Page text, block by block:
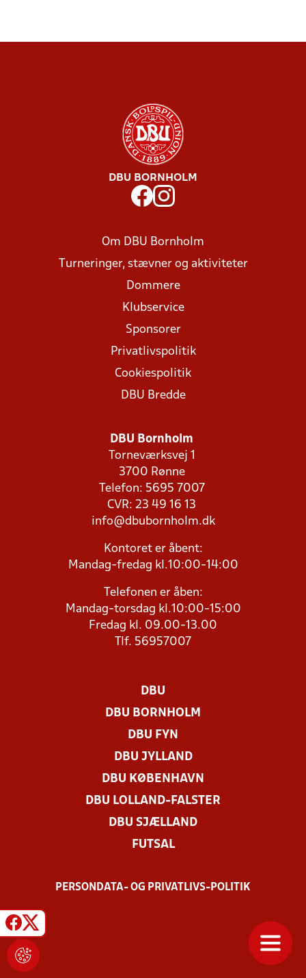
DBU BORNHOLM
Om DBU Bornholm
Turneringer, stævner og aktiviteter
Dommere
Klubservice
Sponsorer
Privatlivspolitik
Cookiespolitik
DBU Bredde
DBU Bornholm
Torneværksvej 1
3700 Rønne
Telefon: 5695 7007
CVR: 23 49 16 13
info@dbubornholm.dk
Kontoret er åbent:
Mandag-fredag kl.10:00-14:00
Telefonen er åben:
Mandag-torsdag kl.10:00-15:00
Fredag kl. 09.00-13.00
Tlf. 56957007
DBU
DBU BORNHOLM
DBU FYN
DBU JYLLAND
DBU KØBENHAVN
DBU LOLLAND-FALSTER
DBU SJÆLLAND
FUTSAL
PERSONDATA- OG PRIVATLIVS-POLITIK